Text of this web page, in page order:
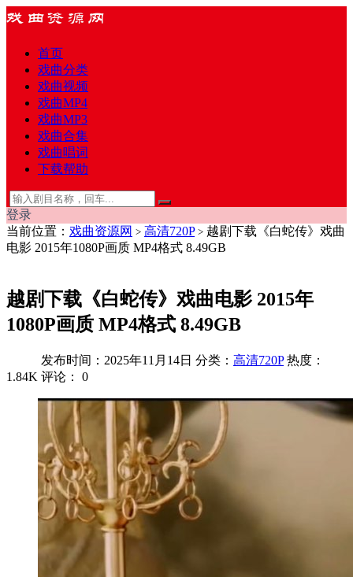
首页
戏曲分类
戏曲视频
戏曲MP4
戏曲MP3
戏曲合集
戏曲唱词
下载帮助
登录
当前位置： 戏曲资源网 > 高清720P > 越剧下载《白蛇传》戏曲
电影 2015年1080P画质 MP4格式 8.49GB
越剧下载《白蛇传》戏曲电影 2015年
1080P画质 MP4格式 8.49GB
发布时间：2025年11月14日 分类： 高清720P 热度：
1.84K 评论： 0